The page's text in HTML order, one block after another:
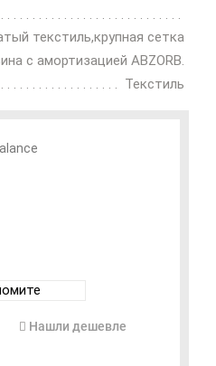
текстиль,крупная сетка
с амортизацией ABZORB.
Текстиль
Нашли дешевле